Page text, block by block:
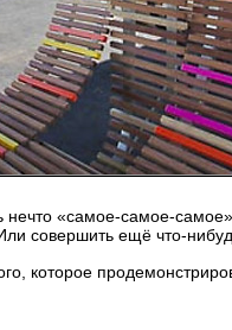
нечто «самое-самое-самое»
совершить ещё что-
которое